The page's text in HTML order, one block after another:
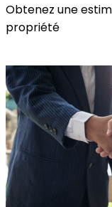
Obtenez une
propriété